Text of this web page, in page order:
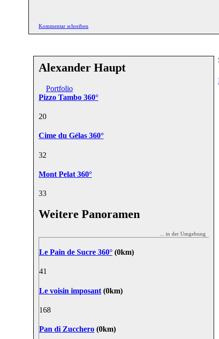
Kommentar schreiben
Alexander Haupt
Portfolio
Pizzo Tambo 360°
20
Cime du Gélas 360°
32
Mont Pelat 360°
33
Weitere Panoramen
... in der Umgebung
Le Pain de Sucre 360° (0km)
41
Le voisin imposant (0km)
168
Pan di Zucchero (0km)